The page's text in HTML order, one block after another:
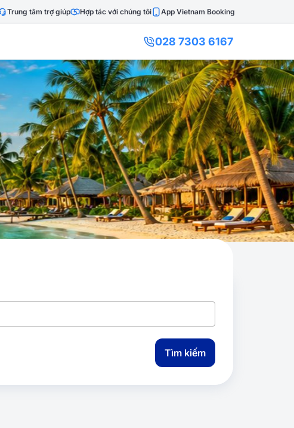
Trung tâm trợ giúp Hợp tác với chúng tôi App Vietnam Booking
028 7303 6167
Tìm kiếm